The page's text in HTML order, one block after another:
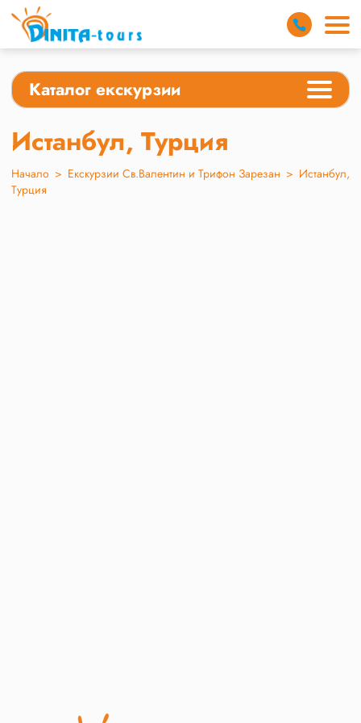
Каталог екскурзии
Истанбул, Турция
Начало > Екскурзии Св.Валентин и Трифон Зарезан > Истанбул,
Турция